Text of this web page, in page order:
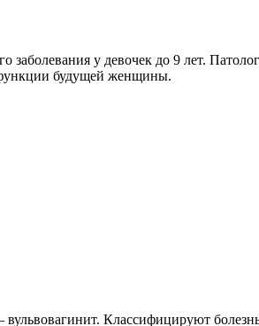
заболевания у девочек до 9 лет.
функции будущей женщины.
Классифицируют